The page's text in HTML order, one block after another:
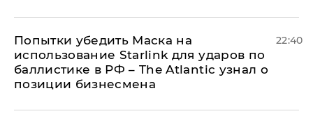
Попытки убедить Маска на
использование Starlink для ударов по
баллистике в РФ – The Atlantic узнал о
позиции бизнесмена
22:40